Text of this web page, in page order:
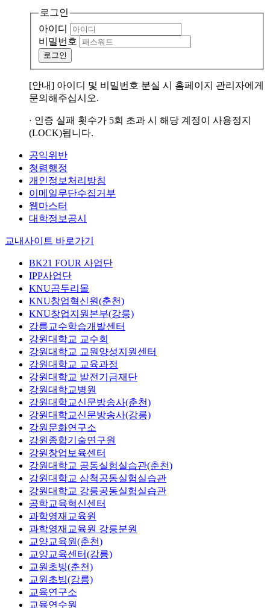
로그인
아이디
비밀번호
로그인
[안내] 아이디 및 비밀번호 분실 시 홈페이지 관리자에게
문의해주십시오.
· 인증 실패 횟수가 5회 초과 시 해당 계정이 사용정지
(LOCK)됩니다.
공익위반
청렴행정
개인정보처리방침
이메일무단수집거부
웹마스터
대학정보공시
교내사이트 바로가기
BK21 FOUR 사업단
IPP사업단
KNU곰두리몰
KNU창업혁신원(춘천)
KNU창업지원본부(강릉)
강릉교수학습개발센터
강원대학교 교수회
강원대학교 교원양성지원센터
강원대학교 교육과정
강원대학교 발전기금재단
강원대학교병원
강원대학교신문방송사(춘천)
강원대학교신문방송사(강릉)
강원문화연구소
강원종합기술연구원
강원창업보육센터
강원대학교 공동실험실습관(춘천)
강원대학교 삼척공동실험실습관
강원대학교 강릉공동실험실습관
공학교육혁신센터
과학영재교육원
과학영재교육원 강릉분원
교양교육원(춘천)
교양교육센터(강릉)
교원초빙(춘천)
교원초빙(강릉)
교육연구소
교육연수원